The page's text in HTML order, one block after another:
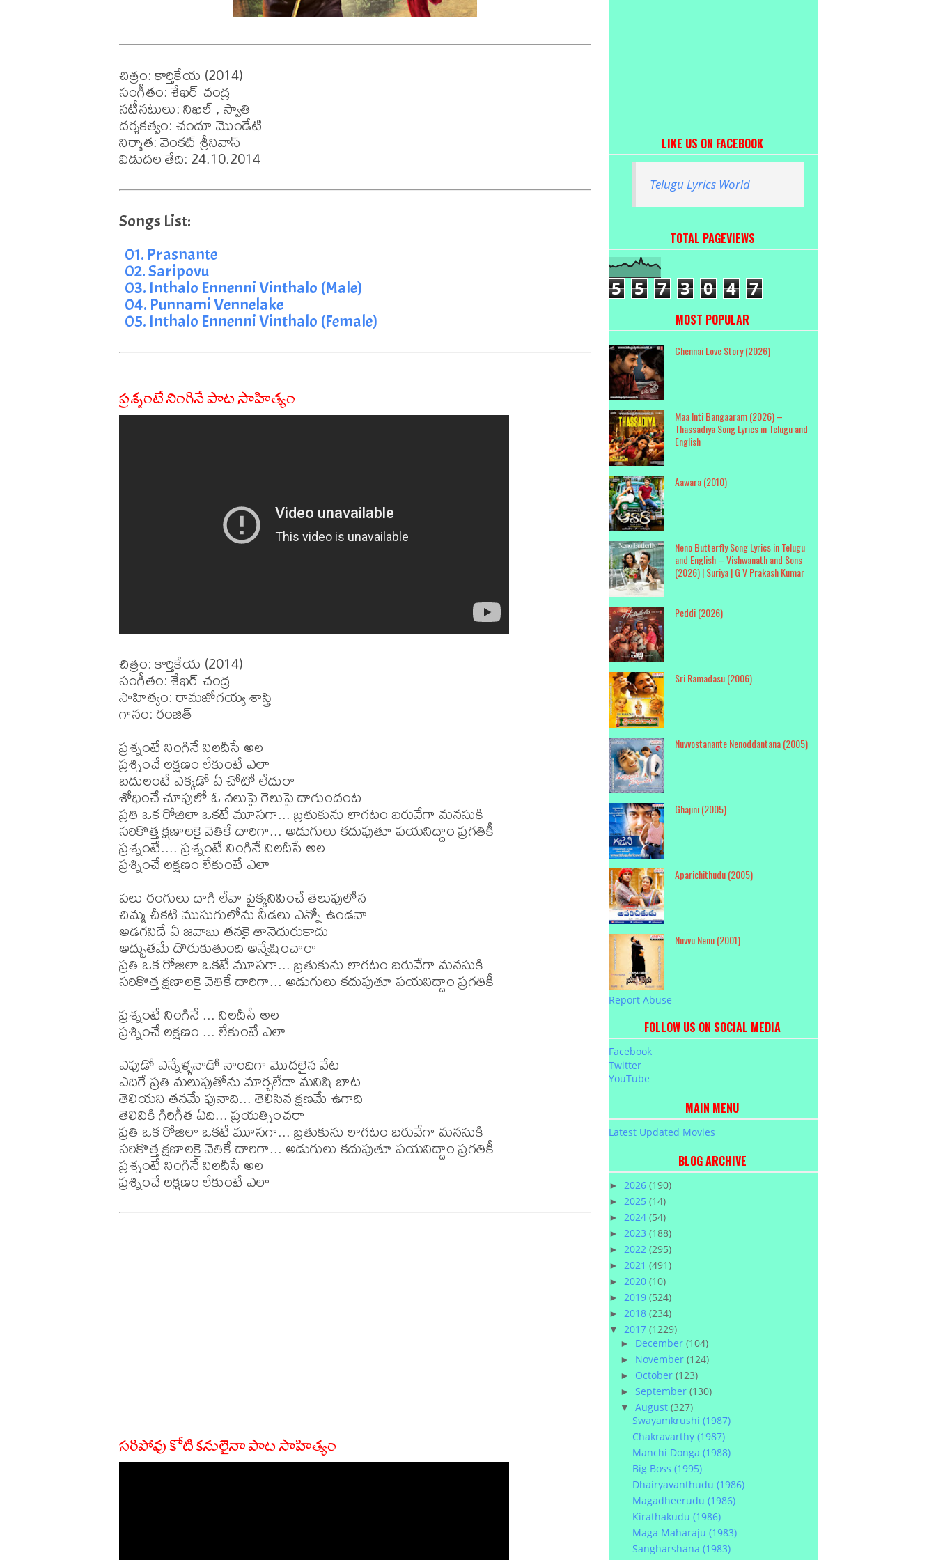
చిత్రం: కార్తికేయ (2014)
సంగీతం: శేఖర్ చంద్ర
నటీనటులు: నిఖిల్ , స్వాతి
దర్శకత్వం: చందూ మొండేటి
నిర్మాత: వెంకట్ శ్రీనివాస్
విడుదల తేది: 24.10.2014
01. Prasnante
02. Saripovu
03. Inthalo Ennenni Vinthalo (Male)
04. Punnami Vennelake
05. Inthalo Ennenni Vinthalo (Female)
ప్రశ్నంటే నింగినే పాట సాహిత్యం
చిత్రం: కార్తికేయ (2014)
సంగీతం: శేఖర్ చంద్ర
సాహిత్యం: రామజోగయ్య శాస్త్రి
గానం: రంజిత్
ప్రశ్నంటే నింగినే నిలదీసే అల
ప్రశ్నించే లక్షణం లేకుంటే ఎలా
బదులంటే ఎక్కడో ఏ చోటో లేదురా
శోధించే చూపులో ఓ నలుపై గెలుపై దాగుందంట
ప్రతి ఒక రోజిలా ఒకటే మూసగా... బ్రతుకును లాగటం బరువేగా మనసుకి
సరికొత్త క్షణాలకై వెతికే దారిగా... అడుగులు కదుపుతూ పయనిద్దాం ప్రగతికీ
ప్రశ్నంటే.... ప్రశ్నంటే నింగినే నిలదీసే అల
ప్రశ్నించే లక్షణం లేకుంటే ఎలా
పలు రంగులు దాగి లేవా పైక్కనిపించే తెలుపులోన
చిమ్మ చీకటి ముసుగులోను నీడలు ఎన్నో ఉండవా
అడగనిదే ఏ జవాబు తనకై తానెదురుకాదు
అద్భుతమే దొరుకుతుంది అన్వేషించారా
ప్రతి ఒక రోజిలా ఒకటే మూసగా... బ్రతుకును లాగటం బరువేగా మనసుకి
సరికొత్త క్షణాలకై వెతికే దారిగా... అడుగులు కదుపుతూ పయనిద్దాం ప్రగతికీ
ప్రశ్నంటే నింగినే ... నిలదీసే అల
ప్రశ్నించే లక్షణం ... లేకుంటే ఎలా
ఎపుడో ఎన్నేళ్ళనాడో నాందిగా మొదలైన వేట
ఎదిగే ప్రతి మలుపుతోను మార్చలేదా మనిషి బాట
తెలియని తనమే పునాది... తెలిసిన క్షణమే ఉగాది
తెలివికి గిరిగీత ఏది... ప్రయత్నించరా
ప్రతి ఒక రోజిలా ఒకటే మూసగా... బ్రతుకును లాగటం బరువేగా మనసుకి
సరికొత్త క్షణాలకై వెతికే దారిగా... అడుగులు కదుపుతూ పయనిద్దాం ప్రగతికీ
ప్రశ్నంటే నింగినే నిలదీసే అల
సరిపోవు కోటి కనులైనా పాట సాహిత్యం
LIKE US ON FACEBOOK
Telugu Lyrics World
TOTAL PAGEVIEWS
5 5 7 3 0 4 7
MOST POPULAR
Chennai Love Story (2026)
Maa Inti Bangaaram (2026) –
Thassadiya Song Lyrics in Telugu and
English
Aawara (2010)
Neno Butterfly Song Lyrics in Telugu
and English – Vishwanath and Sons
(2026) | Suriya | G V Prakash Kumar
Peddi (2026)
Sri Ramadasu (2006)
Nuvvostanante Nenoddantana (2005)
Ghajini (2005)
Aparichithudu (2005)
Nuvvu Nenu (2001)
Report Abuse
FOLLOW US ON SOCIAL MEDIA
Facebook
Twitter
YouTube
MAIN MENU
Latest Updated Movies
BLOG ARCHIVE
► 2026 (190)
► 2025 (14)
► 2024 (54)
► 2023 (188)
► 2022 (295)
► 2021 (491)
► 2020 (10)
► 2019 (524)
► 2018 (234)
▼ 2017 (1229)
► December(104)
► November(124)
► October(123)
► September(130)
▼August(327)
Swayamkrushi (1987)
Chakravarthy (1987)
Manchi Donga (1988)
Big Boss (1995)
Dhairyavanthudu (1986)
Magadheerudu (1986)
Kirathakudu (1986)
Maga Maharaju (1983)
Sangharshana (1983)